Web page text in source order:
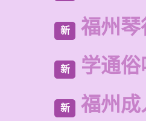
新 福州琴
新 学通
新 福州成